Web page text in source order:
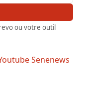
ou votre outil